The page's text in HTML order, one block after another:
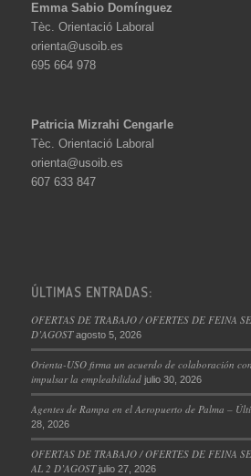
Emma Sabio Domínguez
Tèc. Orientació Laboral
orienta@usoib.es
695 664 978
Patricia Mizrahi Cengarle
Tèc. Orientació Laboral
orienta@usoib.es
607 633 847
ÚLTIMAS ENTRADAS:
OFERTAS DE TRABAJO / OFERTES DE FEINA
D’AGOST agosto 5, 2026
Orienta-USO firma un acuerdo de colaboración
impulsar la empleabilidad julio 30, 2026
Agentes de Rampa en el Aeropuerto de Palma –
28, 2026
OFERTAS DE TRABAJO / OFERTES DE FEINA
AL 2 D’AGOST julio 27, 2026